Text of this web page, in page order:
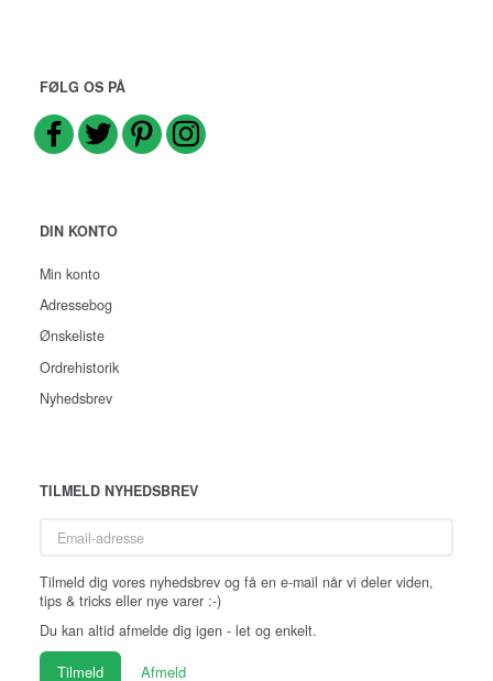
FØLG OS PÅ
DIN KONTO
Min konto
Adressebog
Ønskeliste
Ordrehistorik
Nyhedsbrev
TILMELD NYHEDSBREV
adresse
Tilmeld dig vores nyhedsbrev og få en e-mail når vi deler viden,
tips & tricks eller nye varer :-)
Du kan altid afmelde dig igen - let og enkelt.
Tilmeld Afmeld